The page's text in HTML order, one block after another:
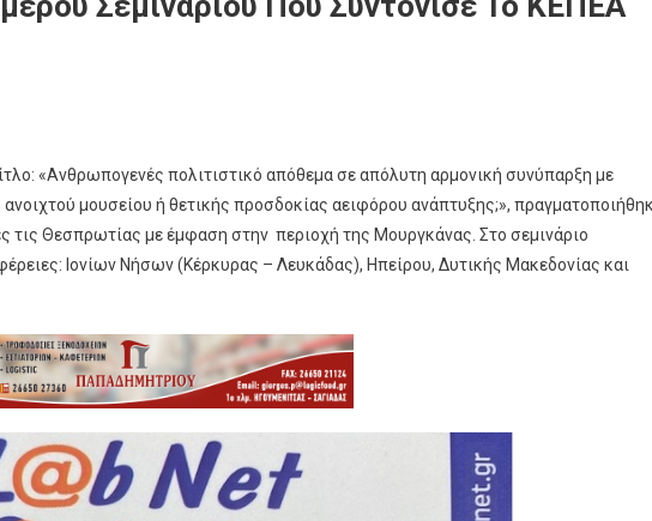
«Ανθρωπογενές πολιτιστικό απόθεμα σε απόλυτη αρμονική συνύπαρξη με
μουσείου ή θετικής προσδοκίας αειφόρου ανάπτυξης;»,
τις Θεσπρωτίας με έμφαση στην περιοχή της Μουργκάνας. Στο σεμινάριο
Ιονίων Νήσων (Κέρκυρας – Λευκάδας), Ηπείρου, Δυτικής Μακεδονίας και